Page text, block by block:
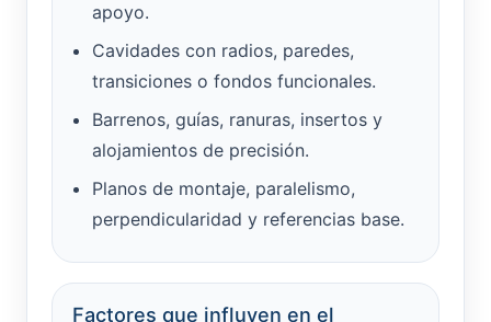
apoyo.
Cavidades con radios, paredes,
transiciones o fondos funcionales.
Barrenos, guías, ranuras, insertos y
alojamientos de precisión.
Planos de montaje, paralelismo,
perpendicularidad y referencias base.
Factores que influyen en el